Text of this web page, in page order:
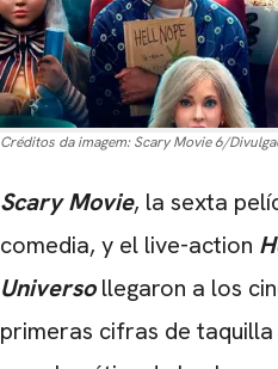
Créditos da imagem: Scary Movie 6/
Scary Movie, la sexta
comedia, y el live-action
Universo llegaron a los
primeras cifras de